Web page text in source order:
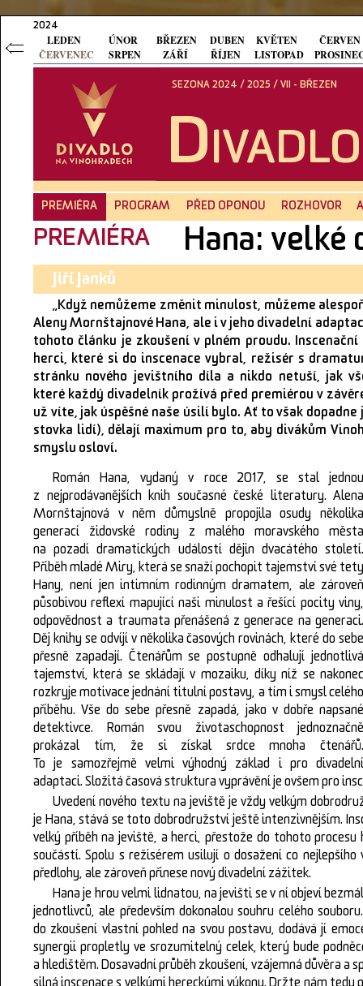
2024
LEDEN ÚNOR BŘEZEN DUBEN KVĚTEN
ČERVEN
ČERVENEC
SRPEN ZÁŘÍ ŘÍJEN LISTOPAD
D
SEZONA 2024 / 2025 / VII - BŘEZEN
PREMIÉRA PROGRAM PŘED OPONOU ROZHOVOR
PREMIÉRA Hana:
Jiří Janků
„Když nemůžeme změnit minulost, můžeme
Aleny Mornštajnové Hana, ale i v jeho divadelní
tohoto článku je zkoušení v plném proudu.
herci, které si do inscenace vybral, režisér s
stránku nového jevištního díla a nikdo netuší, jak
které každý divadelník prožívá před premiérou v
už víte, jak úspěšné naše úsilí bylo. Ať to však
stovka lidí), dělají maximum pro to, aby divákům
smyslu osloví.
Román Hana, vydaný v roce 2017, se stal jednou
z nejprodávanějších knih současné české literatury. Alena
Mornštajnová v něm důmyslně propojila osudy několika
generací židovské rodiny z malého moravského města
na pozadí dramatických událostí dějin dvacátého století.
Příběh mladé Miry, která se snaží pochopit tajemství své tety
Hany, není jen intimním rodinným dramatem, ale zároveň
působivou reflexí mapující naši minulost a řešící pocity viny,
odpovědnost a traumata přenášená z generace na generaci.
Děj knihy se odvíjí v několika časových rovinách, které do sebe
přesně zapadají. Čtenářům se postupně odhalují jednotlivá
tajemství, která se skládají v mozaiku, díky níž se nakonec
rozkryje motivace jednání titulní postavy, a tím i smysl celého
příběhu. Vše do sebe přesně zapadá, jako v dobře napsané
detektivce. Román svou životaschopnost jednoznačně
prokázal tím, že si získal srdce mnoha čtenářů.
To je samozřejmě velmi výhodný základ i pro divadelní
adaptaci. Složitá časová struktura vyprávění je ovšem pro
Uvedení nového textu na jeviště je vždy velkým
je Hana, stává se toto dobrodružství ještě intenzivnějším.
velký příběh na jeviště, a herci, přestože do tohoto
součástí. Spolu s režisérem usilují o dosažení co
předlohy, ale zároveň přinese nový divadelní zážitek.
Hana je hrou velmi lidnatou, na jevišti se v ní objeví
jednotlivců, ale především dokonalou souhru celého
do zkoušení vlastní pohled na svou postavu, dodává jí
synergii propletly ve srozumitelný celek, který bude
a hledištěm. Dosavadní průběh zkoušení, vzájemná důvěra a